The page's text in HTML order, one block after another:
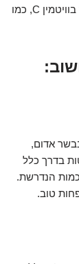
התוסף (או מזונות עשירים בברזל) יחד עם מזון עשיר בוויטמין C, כמו
אדום,
בדרך כלל
הנדרשת.